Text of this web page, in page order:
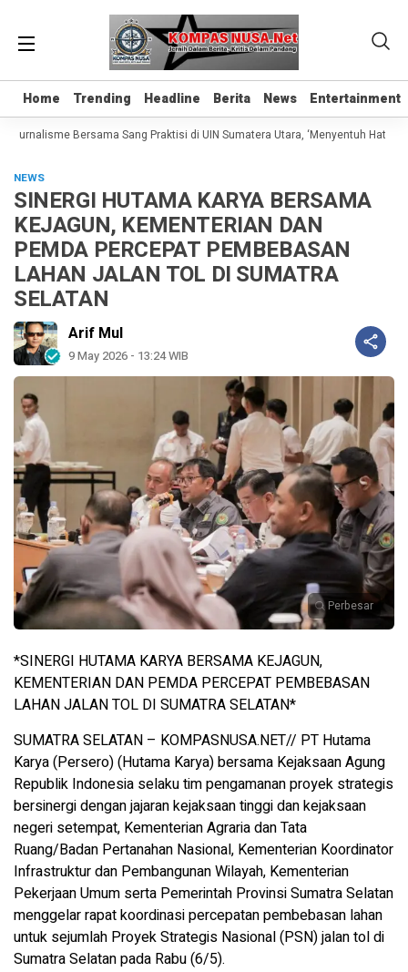
Home Trending Headline Berita News Entertainment
Home Trending Headline Berita News Entertainment
Bersama Sang Praktisi di UIN Sumatera Utara, ‘Menyentuh Hati Lewat
NEWS
SINERGI HUTAMA KARYA BERSAMA
KEJAGUN, KEMENTERIAN DAN
PEMDA PERCEPAT PEMBEBASAN
LAHAN JALAN TOL DI SUMATRA
SELATAN
Arif Mul
9 May 2026 - 13:24 WIB
Perbesar
*SINERGI HUTAMA KARYA BERSAMA KEJAGUN,
KEMENTERIAN DAN PEMDA PERCEPAT PEMBEBASAN
LAHAN JALAN TOL DI SUMATRA SELATAN*
SUMATRA SELATAN – KOMPASNUSA.NET// PT Hutama
Karya (Persero) (Hutama Karya) bersama Kejaksaan Agung
Republik Indonesia selaku tim pengamanan proyek strategis
bersinergi dengan jajaran kejaksaan tinggi dan kejaksaan
negeri setempat, Kementerian Agraria dan Tata
Ruang/Badan Pertanahan Nasional, Kementerian Koordinator
Infrastruktur dan Pembangunan Wilayah, Kementerian
Pekerjaan Umum serta Pemerintah Provinsi Sumatra Selatan
menggelar rapat koordinasi percepatan pembebasan lahan
untuk sejumlah Proyek Strategis Nasional (PSN) jalan tol di
Sumatra Selatan pada Rabu (6/5).